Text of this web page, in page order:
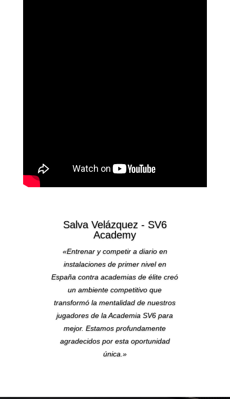
Salva Velázquez - SV6
Academy
«Entrenar y competir a diario en
instalaciones de primer nivel en
España contra academias de élite creó
un ambiente competitivo que
transformó la mentalidad de nuestros
jugadores de la Academia SV6 para
mejor. Estamos profundamente
agradecidos por esta oportunidad
única.»